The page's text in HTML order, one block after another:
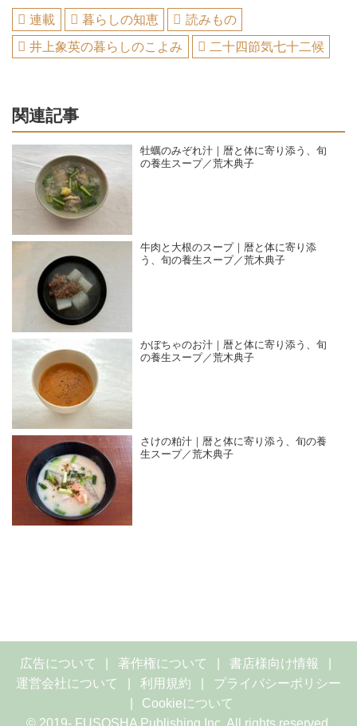
連載 暮らしの知恵
読みもの
井上象英の暮らしのこよみ
二十四節気七十二候
関連記事
牡蠣のみぞれ汁｜暦と体に寄り添う、旬
の養生スープ／荒木典子
牛肉と大根のスープ｜暦と体に寄り添
う、旬の養生スープ／荒木典子
かぼちゃのお汁｜暦と体に寄り添う、旬
の養生スープ／荒木典子
さけの粕汁｜暦と体に寄り添う、旬の養
生スープ／荒木典子
広告について 著作権について
書店様向け情報
運営会社について
利用規約
プライバシーポリシー
Cookieについて